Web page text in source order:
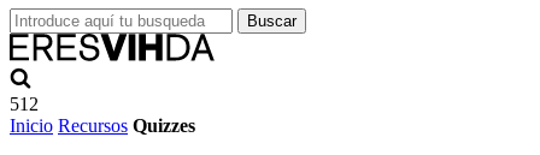
512
Inicio Recursos Quizzes